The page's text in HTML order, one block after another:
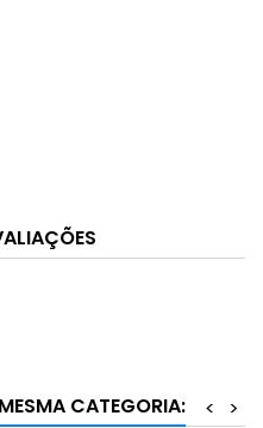
CATEGORIA: >
<